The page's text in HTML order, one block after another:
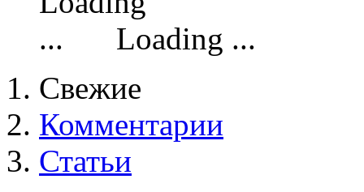
Loading ...
Свежие
Комментарии
Статьи